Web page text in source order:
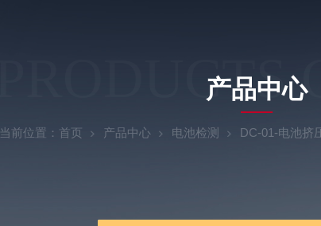
PRODUCTS
产品中心
当前位置： 首页 产品中心 电池检测 DC-01-电池挤